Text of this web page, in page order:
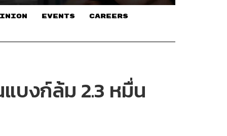
EVENTS CAREERS
บงก์ล้ม 2.3 หมื่น